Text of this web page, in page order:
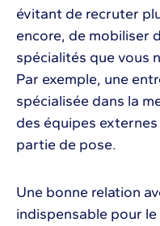
évitant de recruter
encore, de mobiliser
spécialités que vous
Par exemple, une
spécialisée dans la
des équipes
partie de pose.
Une bonne relation
indispensable pour